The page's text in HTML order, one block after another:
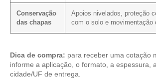
Conservação
das chapas
Apoios nivelados, proteção
com o solo e movimentação
Dica de compra: para receber uma cotação
informe a aplicação, o formato, a espessura,
cidade/UF de entrega.